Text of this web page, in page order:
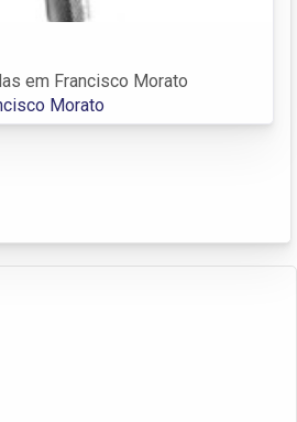
em Francisco Morato
Morato